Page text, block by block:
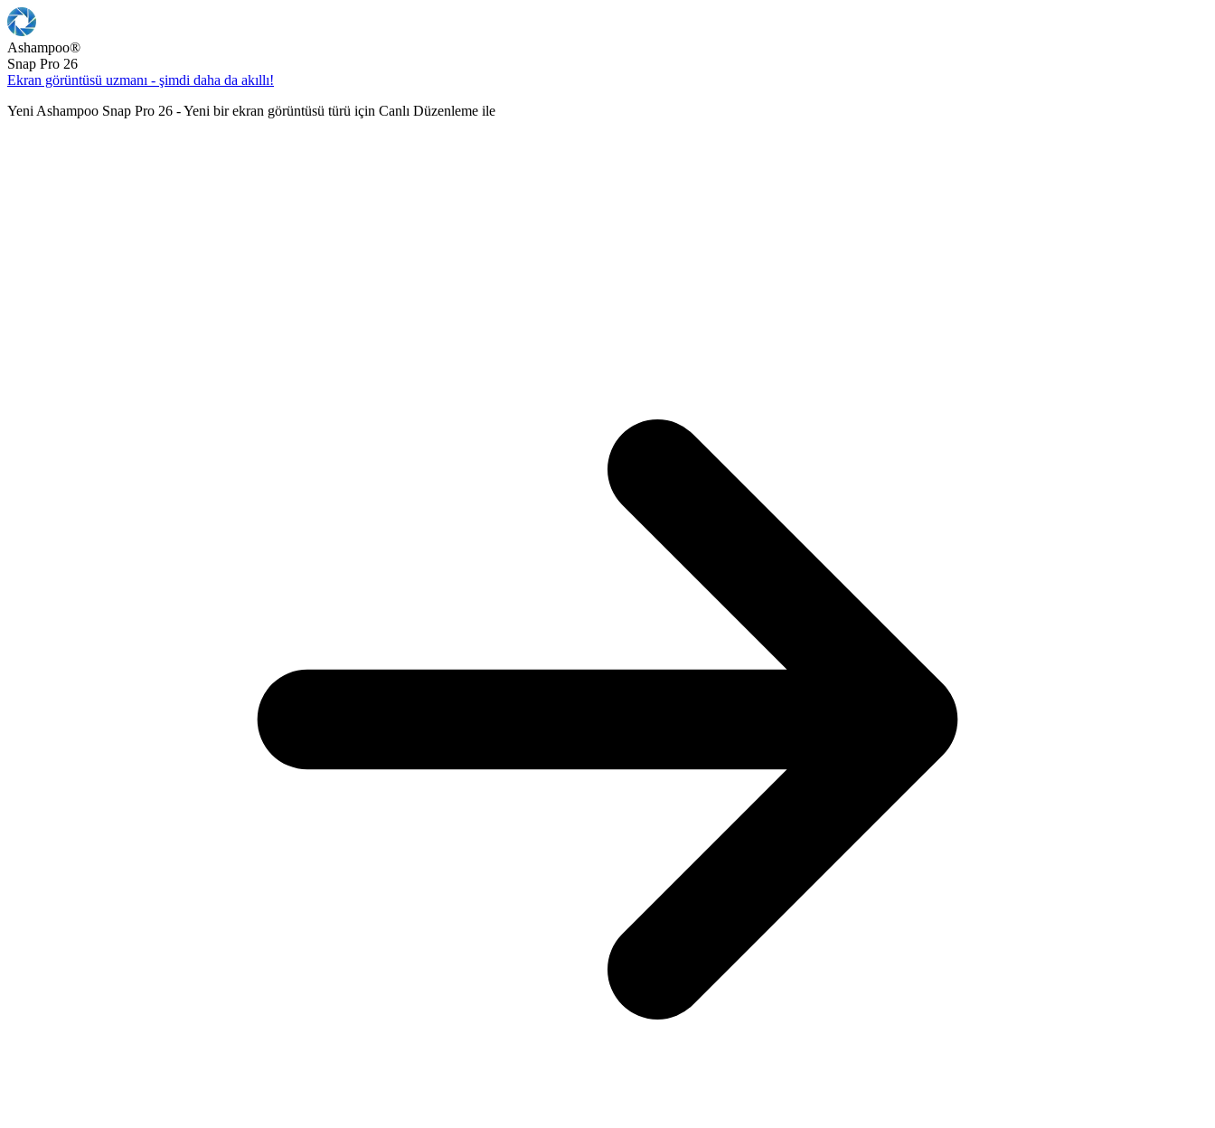
Ashampoo®
Snap Pro 26
Ekran görüntüsü uzmanı - şimdi daha da akıllı!
Yeni Ashampoo Snap Pro 26 - Yeni bir ekran görüntüsü türü için Canlı Düzenleme ile